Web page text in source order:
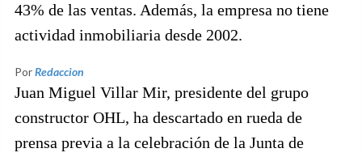
43% de las ventas. Además, la empresa no tiene
actividad inmobiliaria desde 2002.
PorRedaccion
Juan Miguel Villar Mir, presidente del grupo
constructor OHL, ha descartado en rueda de
prensa previa a la celebración de la Junta de